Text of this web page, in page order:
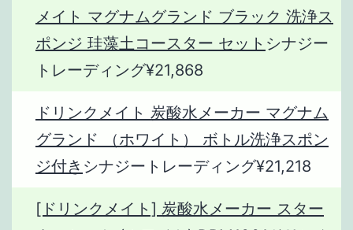
メイト マグナムグランド ブラック 洗浄ス
ポンジ 珪藻土コースター セット シナジー
トレーディング¥21,868
ドリンクメイト 炭酸水メーカー マグナム
グランド （ホワイト） ボトル洗浄スポン
ジ付き シナジートレーディング¥21,218
[ドリンクメイト] 炭酸水メーカー スター